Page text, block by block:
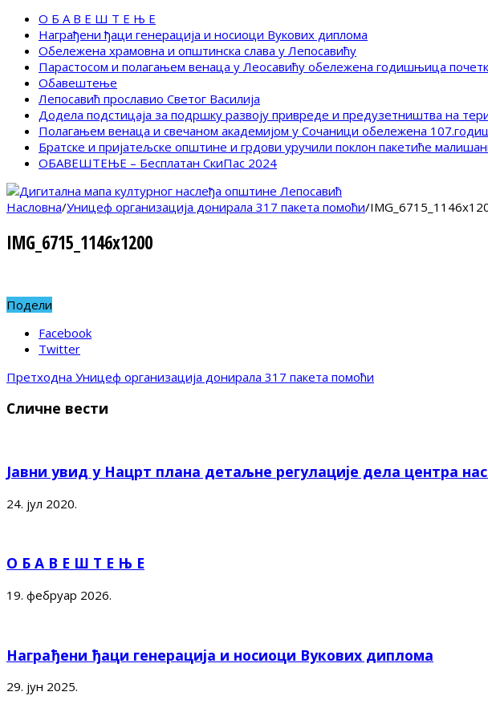
О Б А В Е Ш Т Е Њ Е
Награђени ђаци генерација и носиоци Вукових диплома
Обележена храмовна и општинска слава у Лепосавићу
Парастосом и полагањем венаца у Леосавићу обележена годишњица
Обавештење
Лепосавић прославио Светог Василија
Додела подстицаја за подршку развоју привреде и предузетништва на
Полагањем венаца и свечаном академијом у Сочаници обележена
Братске и пријатељске општине и грдови уручили поклон пакетиће
ОБАВЕШТЕЊЕ – Бесплатан СкиПас 2024
Насловна/Уницеф организација донирала 317 пакета помоћи/
IMG_6715_1146x1200
Подели
Facebook
Twitter
Претходна Уницеф организација донирала 317 пакета помоћи
Сличне вести
Јавни увид у Нацрт плана детаљне регулације дела центра
24. јул 2020.
О Б А В Е Ш Т Е Њ Е
19. фебруар 2026.
Награђени ђаци генерација и носиоци Вукових диплома
29. јун 2025.